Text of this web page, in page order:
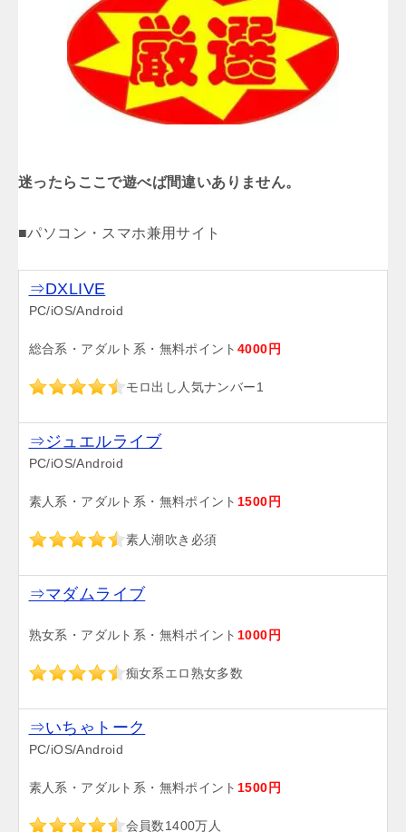
迷ったらここで遊べば間違いありません。
■パソコン・スマホ兼用サイト
⇒DXLIVE
PC/iOS/Android
総合系・アダルト系・無料ポイント 4000円
モロ出し人気ナンバー1
⇒ジュエルライブ
PC/iOS/Android
素人系・アダルト系・無料ポイント 1500円
素人潮吹き必須
⇒マダムライブ
熟女系・アダルト系・無料ポイント 1000円
痴女系エロ熟女多数
⇒いちゃトーク
PC/iOS/Android
素人系・アダルト系・無料ポイント 1500円
会員数1400万人